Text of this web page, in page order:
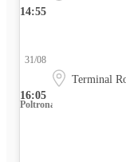
14:55
16:05
31/08
Terminal
Poltrona